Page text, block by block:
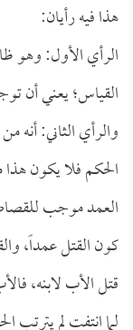
هذا فيه رأيان:
الرأي الأول: وهو
القياس؛ يعني أن
والرأي الثاني: أنه
الحكم فلا يكون هذا
العمد موجب
كون القتل عمداً،
قتل الأب لابنه،